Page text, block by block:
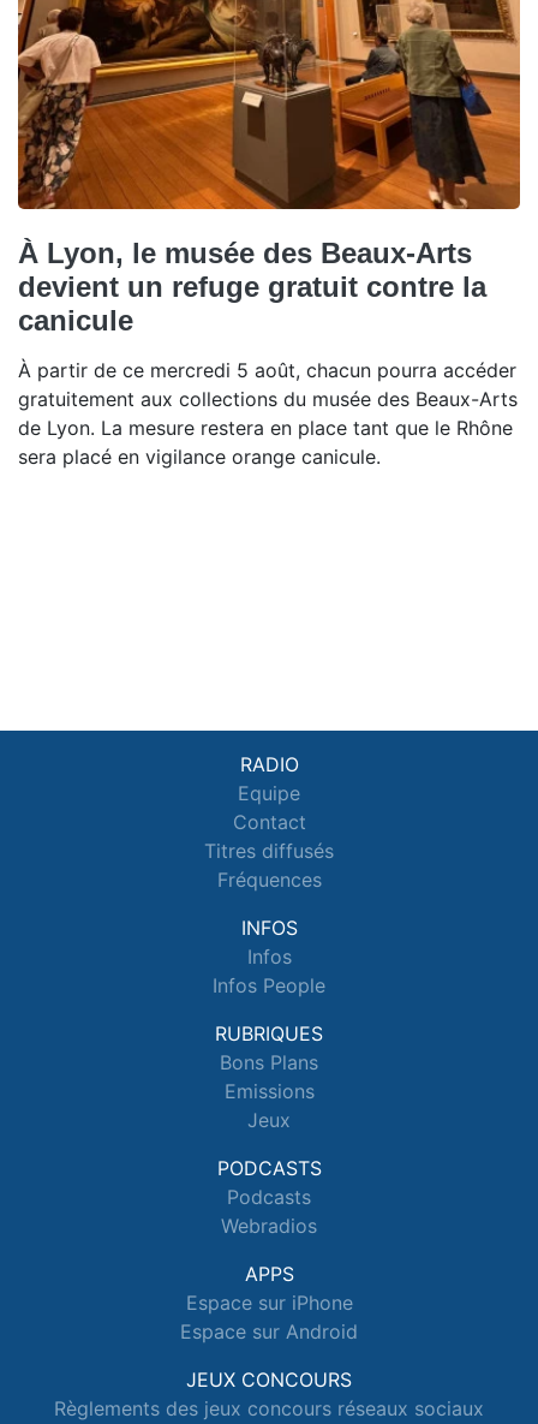
À Lyon, le musée des Beaux-Arts
devient un refuge gratuit contre la
canicule
À partir de ce mercredi 5 août, chacun pourra accéder
gratuitement aux collections du musée des Beaux-Arts
de Lyon. La mesure restera en place tant que le Rhône
sera placé en vigilance orange canicule.
RADIO
Equipe
Contact
Titres diffusés
Fréquences
INFOS
Infos
Infos People
RUBRIQUES
Bons Plans
Emissions
Jeux
PODCASTS
Podcasts
Webradios
APPS
Espace sur iPhone
Espace sur Android
JEUX CONCOURS
Règlements des jeux concours réseaux sociaux